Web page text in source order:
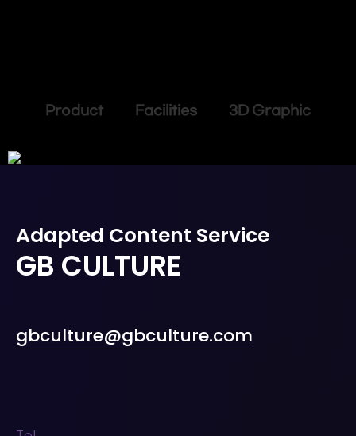
Product Facilities 3D Graphic
Adapted Content Service
GB CULTURE
gbculture@gbculture.com